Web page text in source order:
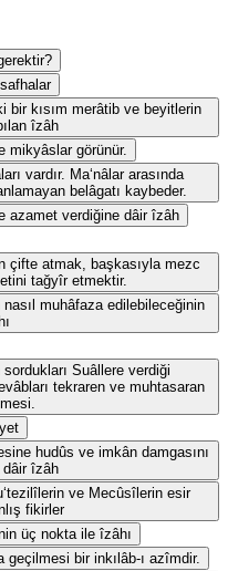
bir kısım merâtib ve beyitlerin
îzâh
mikyâslar görünür.
vardır. Ma‘nâlar arasında
belâgatı kaybeder.
azamet verdiğine dâir îzâh
çifte atmak, başkasıyla mezc
tağyîr etmektir.
muhâfaza edilebileceğinin
Suâllere verdiği
tekraren ve muhtasaran
hudûs ve imkân damgasını
dâir îzâh
ve Mecûsîlerin esir
fikirler
üç nokta ile îzâhı
bir inkılâb-ı azîmdir.